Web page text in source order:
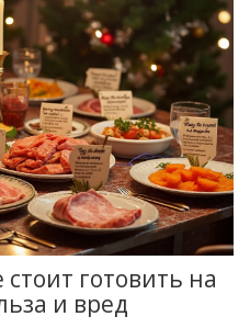
готовить на
и вред